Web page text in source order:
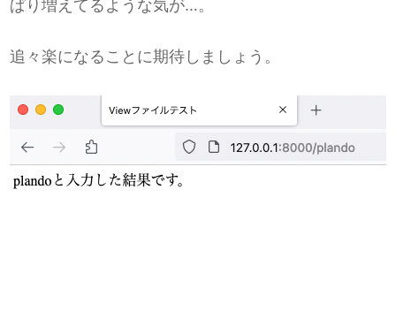
ぱり増えてるような気が…。
追々楽になることに期待しましょう。